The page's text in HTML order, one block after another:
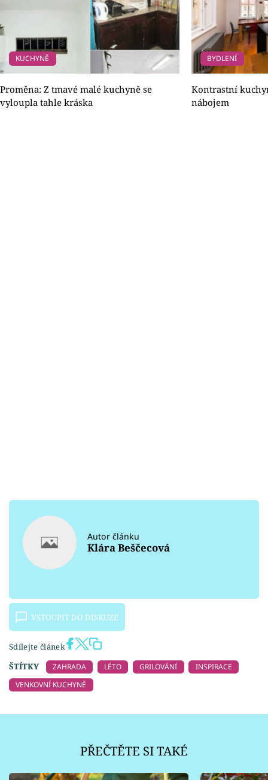
KUCHYNĚ
Proměna: Z tmavé malé kuchyně se
vyloupla tahle kráska
BYDLENÍ
Kontrastní
nábojem
Autor článku
Klára Beščecová
VSTOUPIT DO DISKUZE
Sdílejte článek
ŠTÍTKY
ZAHRADA LÉTO GRILOVÁNÍ
INSPIRACE
VENKOVNÍ KUCHYNĚ
PŘEČTĚTE SI TAKÉ